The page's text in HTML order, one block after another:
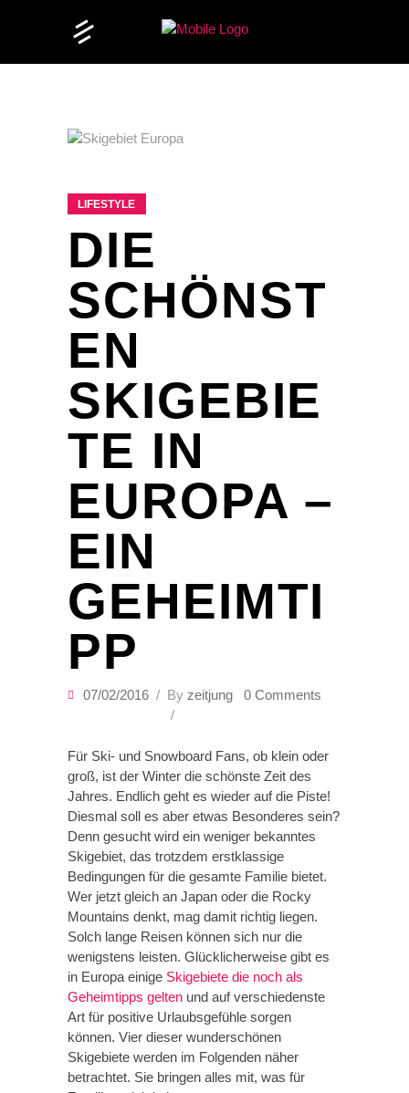
LIFESTYLE
DIE
SCHÖNST
EN
SKIGEBIE
TE IN
EUROPA –
EIN
GEHEIMTI
PP
07/02/2016 By zeitjung 0 Comments
Für Ski- und Snowboard Fans, ob klein oder
groß, ist der Winter die schönste Zeit des
Jahres. Endlich geht es wieder auf die Piste!
Diesmal soll es aber etwas Besonderes sein?
Denn gesucht wird ein weniger bekanntes
Skigebiet, das trotzdem erstklassige
Bedingungen für die gesamte Familie bietet.
Wer jetzt gleich an Japan oder die Rocky
Mountains denkt, mag damit richtig liegen.
Solch lange Reisen können sich nur die
wenigstens leisten. Glücklicherweise gibt es
in Europa einige Skigebiete die noch als
Geheimtipps gelten und auf verschiedenste
Art für positive Urlaubsgefühle sorgen
können. Vier dieser wunderschönen
Skigebiete werden im Folgenden näher
betrachtet. Sie bringen alles mit, was für